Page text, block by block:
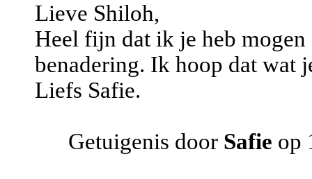
Lieve Shiloh,
Heel fijn dat ik je heb
benadering. Ik hoop dat wat
Liefs Safie.
Getuigenis door Safie op